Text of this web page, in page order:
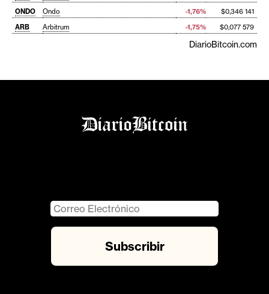
ONDO
Ondo -1,76%
$0,346 141
ARB
Arbitrum -1,75% $0,077 579
DiarioBitcoin.com